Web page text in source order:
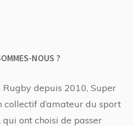
NOUS ?
depuis 2010, Super
collectif d’amateur du sport
ont choisi de passer